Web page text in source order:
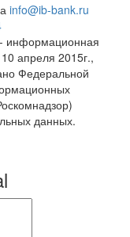
info@ib-bank.ru
информационная
апреля 2015г.,
Федеральной
данных.